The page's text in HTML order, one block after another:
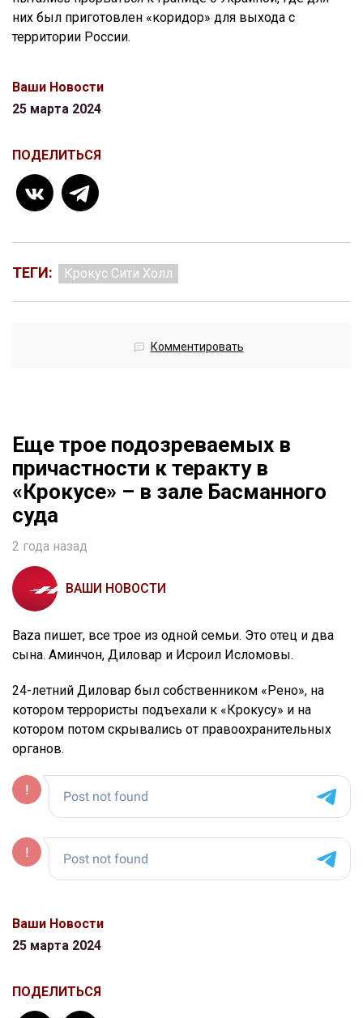
них был приготовлен «коридор» для выхода с
территории России.
Ваши Новости
25 марта 2024
ПОДЕЛИТЬСЯ
ТЕГИ: Крокус Сити Холл
Комментировать
Еще трое подозреваемых в
причастности к теракту в
«Крокусе» – в зале Басманного
суда
2 года назад
ВАШИ НОВОСТИ
Baza пишет, все трое из одной семьи. Это отец и два
сына. Аминчон, Диловар и Исроил Исломовы.
24-летний Диловар был собственником «Рено», на
котором террористы подъехали к «Крокусу» и на
котором потом скрывались от правоохранительных
органов.
Ваши Новости
25 марта 2024
ПОДЕЛИТЬСЯ